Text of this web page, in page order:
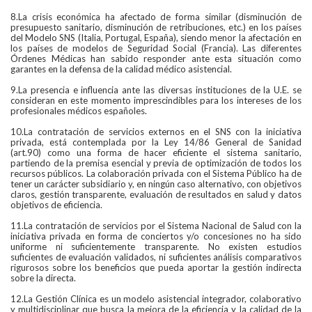
8.La crisis económica ha afectado de forma similar (disminución de
presupuesto sanitario, disminución de retribuciones, etc.) en los países
del Modelo SNS (Italia, Portugal, España), siendo menor la afectación en
los países de modelos de Seguridad Social (Francia). Las diferentes
Órdenes Médicas han sabido responder ante esta situación como
garantes en la defensa de la calidad médico asistencial.
9.La presencia e influencia ante las diversas instituciones de la U.E. se
consideran en este momento imprescindibles para los intereses de los
profesionales médicos españoles.
10.La contratación de servicios externos en el SNS con la iniciativa
privada, está contemplada por la Ley 14/86 General de Sanidad
(art.90) como una forma de hacer eficiente el sistema sanitario,
partiendo de la premisa esencial y previa de optimización de todos los
recursos públicos. La colaboración privada con el Sistema Público ha de
tener un carácter subsidiario y, en ningún caso alternativo, con objetivos
claros, gestión transparente, evaluación de resultados en salud y datos
objetivos de eficiencia.
11.La contratación de servicios por el Sistema Nacional de Salud con la
iniciativa privada en forma de conciertos y/o concesiones no ha sido
uniforme ni suficientemente transparente. No existen estudios
suficientes de evaluación validados, ni suficientes análisis comparativos
rigurosos sobre los beneficios que pueda aportar la gestión indirecta
sobre la directa.
12.La Gestión Clínica es un modelo asistencial integrador, colaborativo
y multidisciplinar que busca la mejora de la eficiencia y la calidad de la